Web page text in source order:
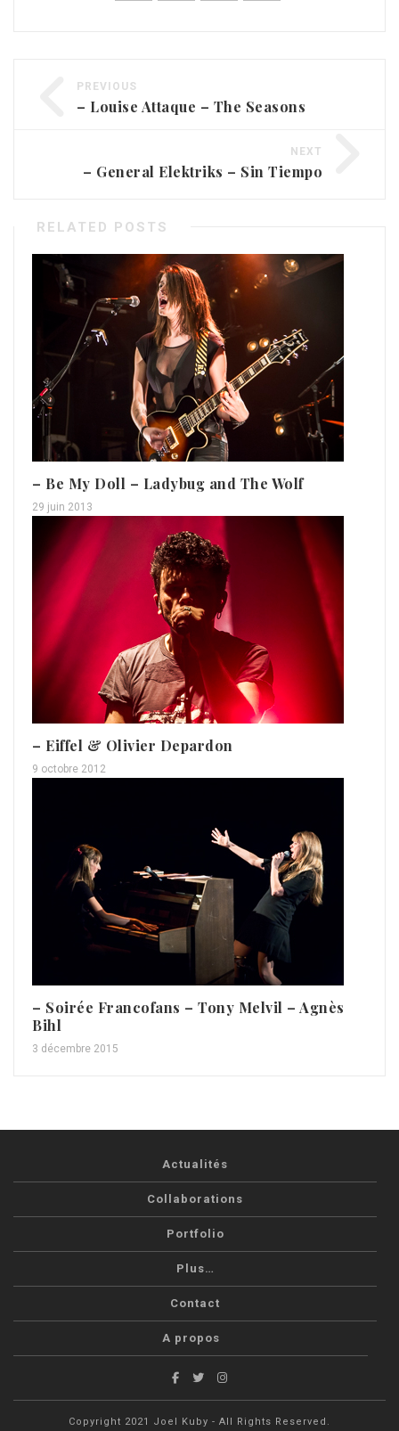
PREVIOUS
– Louise Attaque – The Seasons
NEXT
– General Elektriks – Sin Tiempo
RELATED POSTS
– Be My Doll – Ladybug and The Wolf
29 juin 2013
– Eiffel & Olivier Depardon
9 octobre 2012
– Soirée Francofans – Tony Melvil – Agnès
Bihl
3 décembre 2015
Actualités
Collaborations
Portfolio
Plus…
Contact
A propos
Copyright 2021 Joel Kuby - All Rights Reserved.